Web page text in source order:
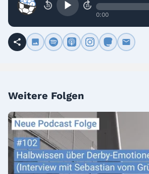
15 15
0:00
Weitere Folgen